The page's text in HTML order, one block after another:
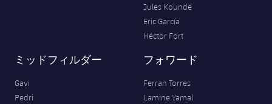
Jules Kounde
Eric García
Héctor Fort
ミッドフィルダー
Gavi
Pedri
フォワード
Ferran Torres
Lamine Yamal